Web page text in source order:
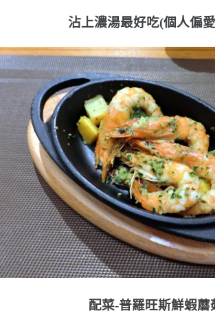
沾上濃湯最好吃(個人偏
配菜-普羅旺斯鮮蝦蘑